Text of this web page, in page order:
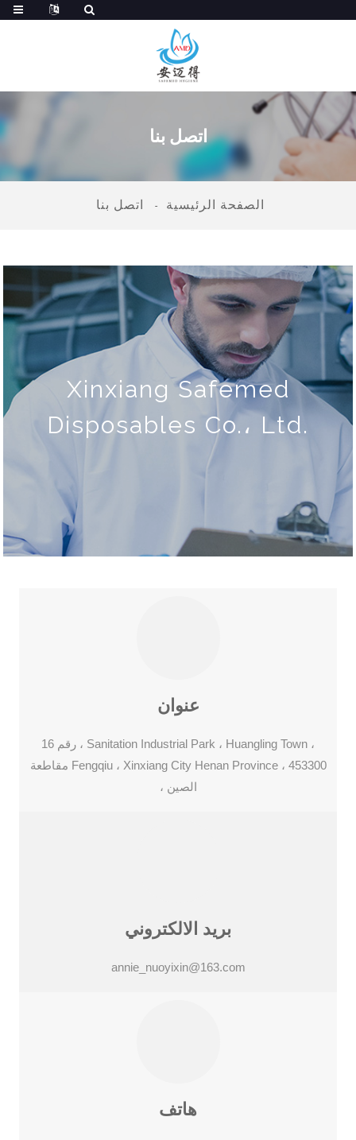
اتصل بنا
الصفحة الرئيسية اتصل بنا
Xinxiang Safemed
Disposables Co.، Ltd.
عنوان
رقم 16 ، Sanitation Industrial Park ، Huangling Town ،
مقاطعة Fengqiu ، Xinxiang City Henan Province ، 453300
، الصين
بريد الالكتروني
annie_nuoyixin@163.com
هاتف